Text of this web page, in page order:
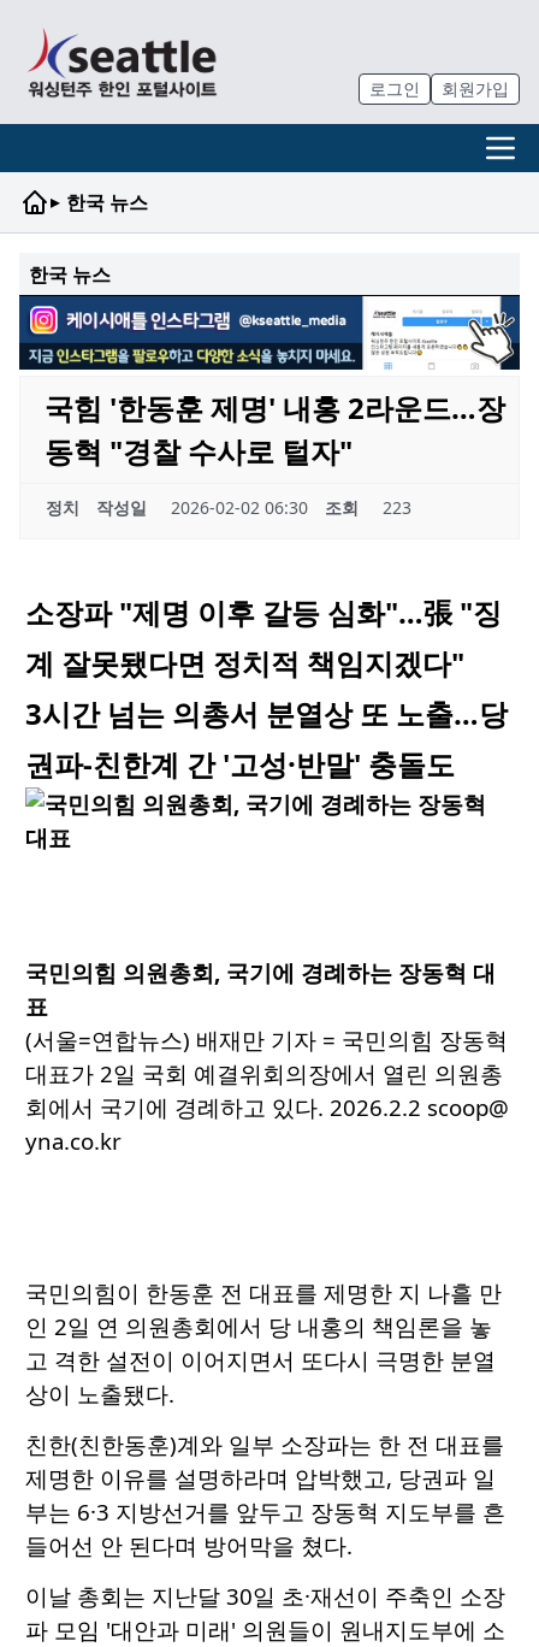
로그인 회원가입
▸ 한국 뉴스
한국 뉴스
국힘 '한동훈 제명' 내홍 2라운드…장
동혁 "경찰 수사로 털자"
정치 작성일 2026-02-02 06:30 조회 223
소장파 "제명 이후 갈등 심화"…張 "징
계 잘못됐다면 정치적 책임지겠다"
3시간 넘는 의총서 분열상 또 노출…당
권파-친한계 간 '고성·반말' 충돌도
국민의힘 의원총회, 국기에 경례하는 장동혁 대
표
(서울=연합뉴스) 배재만 기자 = 국민의힘 장동혁
대표가 2일 국회 예결위회의장에서 열린 의원총
회에서 국기에 경례하고 있다. 2026.2.2 scoop@
yna.co.kr
국민의힘이 한동훈 전 대표를 제명한 지 나흘 만
인 2일 연 의원총회에서 당 내홍의 책임론을 놓
고 격한 설전이 이어지면서 또다시 극명한 분열
상이 노출됐다.
친한(친한동훈)계와 일부 소장파는 한 전 대표를
제명한 이유를 설명하라며 압박했고, 당권파 일
부는 6·3 지방선거를 앞두고 장동혁 지도부를 흔
들어선 안 된다며 방어막을 쳤다.
이날 총회는 지난달 30일 초·재선이 주축인 소장
파 모임 '대안과 미래' 의원들이 원내지도부에 소